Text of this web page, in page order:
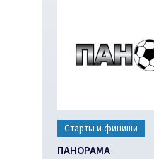
Старты и финиши
ПАНОРАМА